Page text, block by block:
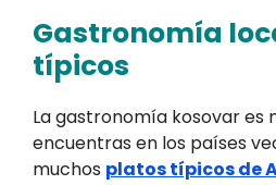
Gastronomía
típicos
La gastronomía kosovar es
encuentras en los países
muchos platos típicos de